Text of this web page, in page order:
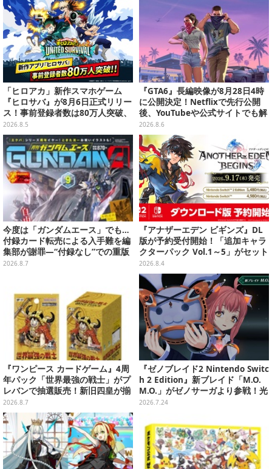
「ヒロアカ」新作スマホゲーム
『ヒロサバ』が8月6日正式リリー
ス！事前登録者数は80万人突破、
追加報酬も決定
2026.8.5
『GTA6』長編映像が8月28日4時
に公開決定！Netflixで先行公開
後、YouTubeや公式サイトでも解
禁
2026.8.6
今度は「ガンダムエース」でも…
付録カード転売による入手難を編
集部が謝罪―“付録なし”での重版
対応を進行中
2026.8.7
『アナザーエデン ビギンズ』DL
版が予約受付開始！「追加キャラ
クターパック Vol.1～5」がセット
になったシーズンパスも展開
2026.8.4
『ワンピース カードゲーム』4周
年パック「世界最強の戦士」がプ
レバンで抽選販売！新旧四皇が揃
い踏み、刃牙作者が描く「カイド
ウ」も
2026.8.7
『ゼノブレイド2 Nintendo Switc
h 2 Edition』新ブレイド「M.O.
M.O.」がゼノサーガより参戦！光
属性と闇属性、2つの姿で戦闘を
2026.7.24